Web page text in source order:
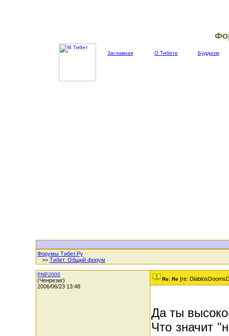
Заглавная О Тибете Буддизм
Форумы Тибет.Ру
>> Тибет. Общий форум
PNP2000
(Ченрезиг)
2006/06/23 13:48
Re: Re [re:
Да ты
Что значит